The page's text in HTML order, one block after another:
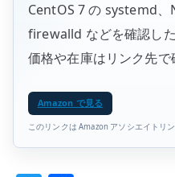
CentOS 7 の systemd
firewalld などを確認し
価格や在庫はリンク先で
Amazon で見る
このリンクは Amazon アソシエイトリン